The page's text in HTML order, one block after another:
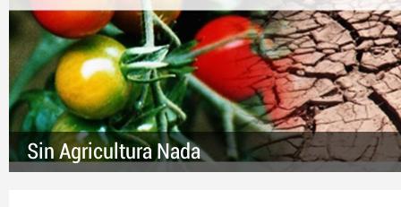
Sin Agricultura Nada